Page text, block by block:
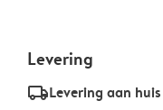
Levering
delivery_standard_v2Levering aan huis